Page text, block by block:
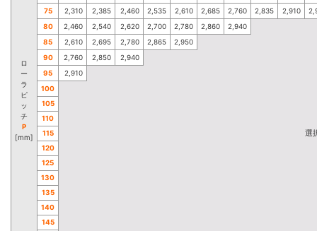
ロ
ー
ラ
ピ
ッ
チ
P
[mm]
75
2,310 2,385 2,460 2,535 2,610 2,685 2,760 2,835 2,910
80
2,460 2,540 2,620 2,700 2,780 2,860
2,940
85
2,610 2,695 2,780 2,865
2,950
90
2,760 2,850
2,940
95
2,910
100
105
110
115
選
120
125
130
135
140
145